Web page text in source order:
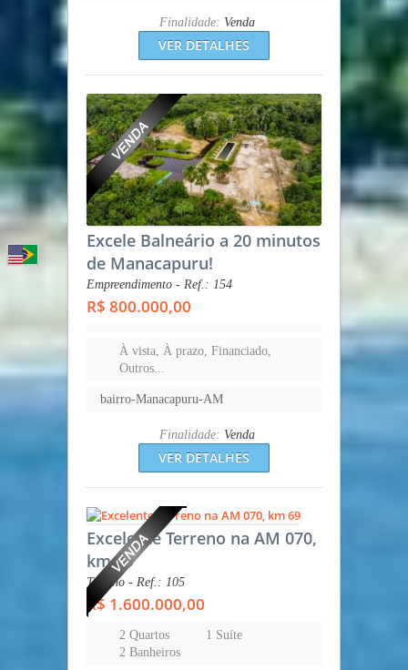
Finalidade: Venda
VER DETALHES
Excele Balneário a 20 minutos
de Manacapuru!
Empreendimento - Ref.: 154
R$ 800.000,00
À vista, À prazo, Financiado,
Outros...
bairro-Manacapuru-AM
Finalidade: Venda
VER DETALHES
Excelente Terreno na AM 070,
km 69
Terreno - Ref.: 105
R$ 1.600.000,00
2 Quartos
1 Suíte
2 Banheiros